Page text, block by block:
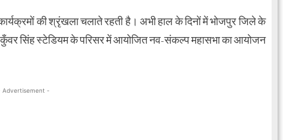
की श्रृंखला चलाते रहती है। अभी हाल के दिनों में भोजपुर जिले के
कुँवर सिंह स्टेडियम के परिसर में आयोजित नव-संकल्प महासभा का आयोजन
Advertisement -